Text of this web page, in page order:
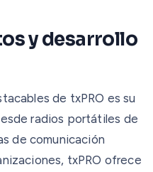
y desarrollo
de txPRO es su
radios portátiles de
de comunicación
txPRO ofrece